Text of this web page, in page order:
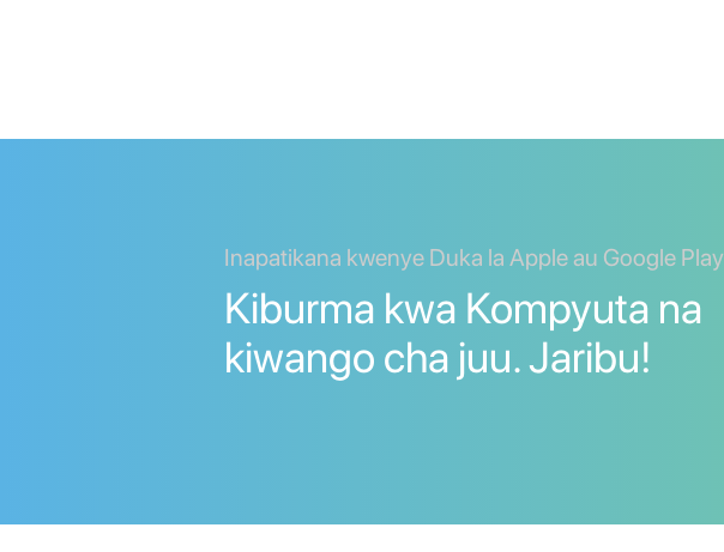
Inapatikana kwenye Duka la Apple au Google Play
Kiburma kwa Kompyuta na
kiwango cha juu. Jaribu!